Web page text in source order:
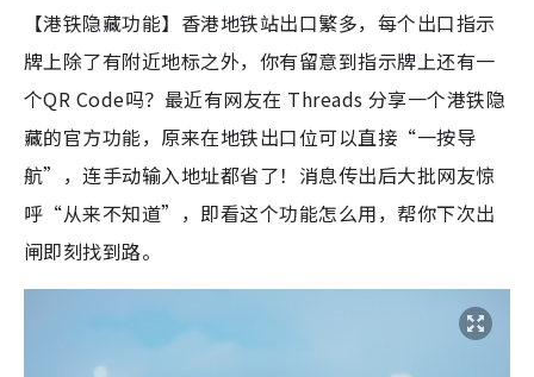
【港铁隐藏功能】香港地铁站出口繁多，每个出口指示
牌上除了有附近地标之外，你有留意到指示牌上还有一
个QR Code吗？最近有网友在 Threads 分享一个港铁隐
藏的官方功能，原来在地铁出口位可以直接“一按导
航”，连手动输入地址都省了！消息传出后大批网友惊
呼“从来不知道”，即看这个功能怎么用，帮你下次出
闸即刻找到路。